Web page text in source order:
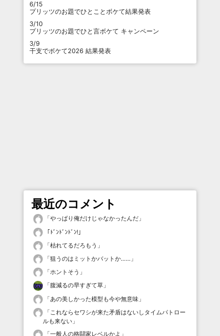
6/15
プリッツのお題でひとことボケて結果発表
3/10
プリッツのお題でひと言ボケて キャンペーン
3/9
干支でボケて2026 結果発表
最近のコメント
「やっぱり俺だけじゃなかったんだ 」
「 ﾄﾞﾝﾄﾞﾝﾄﾞﾝ! 」
「枯れてるだろもう 」
「狙うのはミットかバットか…… 」
「ホントそう 」
「腹減るの早すぎて草 」
「あの美しかった模型も今や無意味 」
「 これならセワシが来た矛盾はないしタイムパトロー
ルも来ない 」
「一般人の格闘家レベルかよ 」